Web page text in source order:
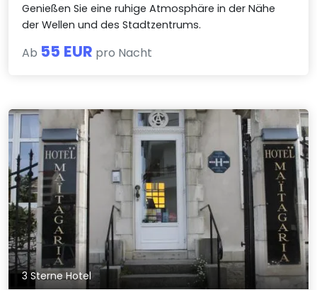
Genießen Sie eine ruhige Atmosphäre in der Nähe
der Wellen und des Stadtzentrums.
Ab 55 EUR pro Nacht
3 Sterne Hotel